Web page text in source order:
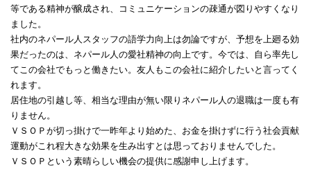
等である精神が醸成され、コミュニケーションの疎通が図りやすくなり
ました。
社内のネパール人スタッフの語学力向上は勿論ですが、予想を上廻る効
果だったのは、ネパール人の愛社精神の向上です。今では、自ら率先し
てこの会社でもっと働きたい。友人もこの会社に紹介したいと言ってく
れます。
居住地の引越し等、相当な理由が無い限りネパール人の退職は一度も有
りません。
ＶＳＯＰが切っ掛けで一昨年より始めた、お金を掛けずに行う社会貢献
運動がこれ程大きな効果を生み出すとは思っておりませんでした。
ＶＳＯＰという素晴らしい機会の提供に感謝申し上げます。